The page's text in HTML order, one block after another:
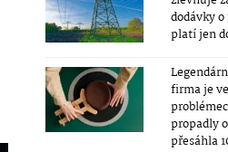
dodávky o
platí jen
firma je
propadly
přesáhla